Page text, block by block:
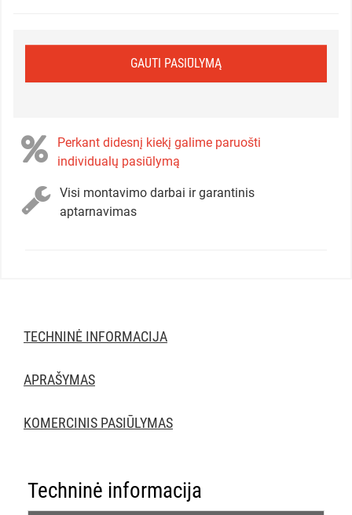
GAUTI PASIŪLYMĄ
Perkant didesnį kiekį galime paruošti
individualų pasiūlymą
Visi montavimo darbai ir garantinis
aptarnavimas
TECHNINĖ INFORMACIJA
APRAŠYMAS
KOMERCINIS PASIŪLYMAS
Techninė informacija